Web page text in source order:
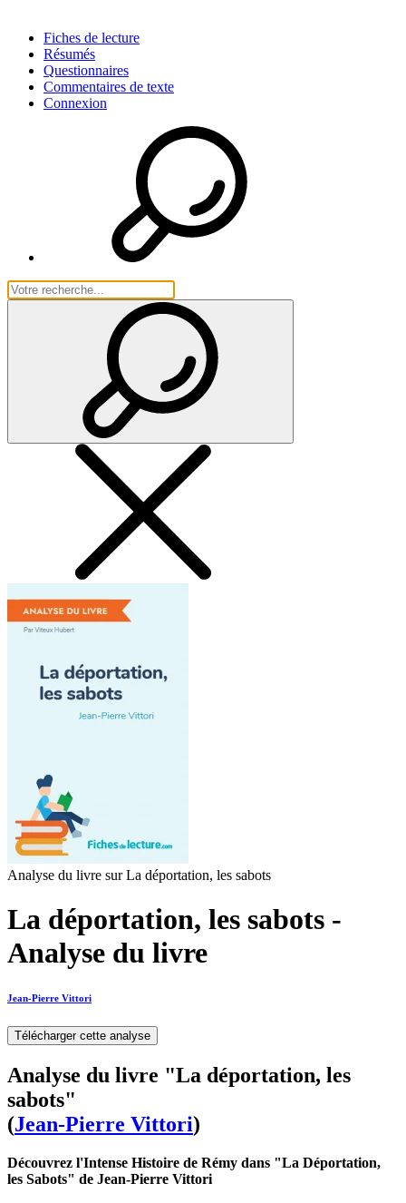
Fiches de lecture
Résumés
Questionnaires
Commentaires de texte
Connexion
Analyse du livre sur La déportation, les sabots
La déportation, les sabots -
Analyse du livre
Jean-Pierre Vittori
Télécharger cette analyse
Analyse du livre "La déportation, les
sabots"
(Jean-Pierre Vittori)
Découvrez l'Intense Histoire de Rémy dans "La Déportation,
les Sabots" de Jean-Pierre Vittori